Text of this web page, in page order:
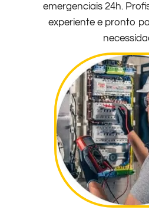
emergenciais 24h.
experiente e pronto